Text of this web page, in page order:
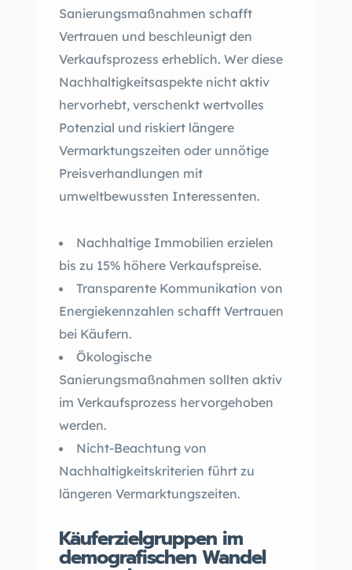
Sanierungsmaßnahmen schafft
Vertrauen und beschleunigt den
Verkaufsprozess erheblich. Wer diese
Nachhaltigkeitsaspekte nicht aktiv
hervorhebt, verschenkt wertvolles
Potenzial und riskiert längere
Vermarktungszeiten oder unnötige
Preisverhandlungen mit
umweltbewussten Interessenten.
Nachhaltige Immobilien erzielen
bis zu 15% höhere Verkaufspreise.
Transparente Kommunikation von
Energiekennzahlen schafft Vertrauen
bei Käufern.
Ökologische
Sanierungsmaßnahmen sollten aktiv
im Verkaufsprozess hervorgehoben
werden.
Nicht-Beachtung von
Nachhaltigkeitskriterien führt zu
längeren Vermarktungszeiten.
Käuferzielgruppen im
demografischen Wandel